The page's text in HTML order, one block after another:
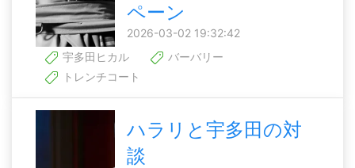
ペーン
2026-03-02 19:32:42
宇多田ヒカル
バーバリー
トレンチコート
ハラリと宇多田の対
談